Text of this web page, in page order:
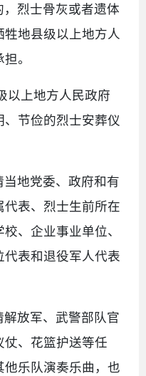
烈士骨灰或者遗体
牲地县级以上地方人
。
以上地方人民政府
节俭的烈士安葬仪
地党委、政府和有
表、烈士生前所在
、企业事业单位、
表和退役军人代表
放军、武警部队官
、花篮护送等任
乐队演奏乐曲，也